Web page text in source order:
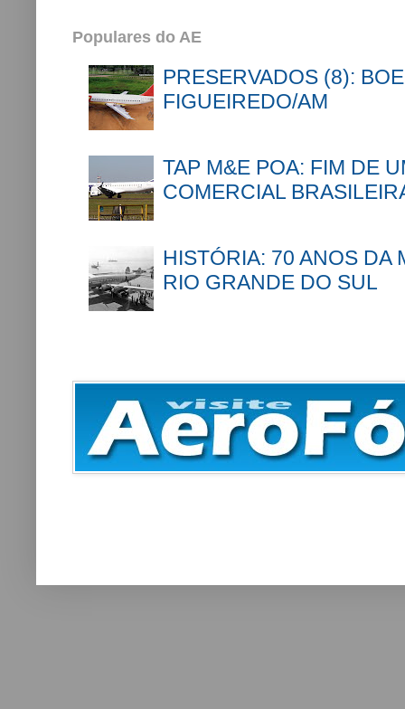
Populares do AE
PRESERVADOS (8):
FIGUEIREDO/AM
TAP M&E POA: FIM DE
COMERCIAL
HISTÓRIA: 70 ANOS DA
RIO GRANDE DO SUL